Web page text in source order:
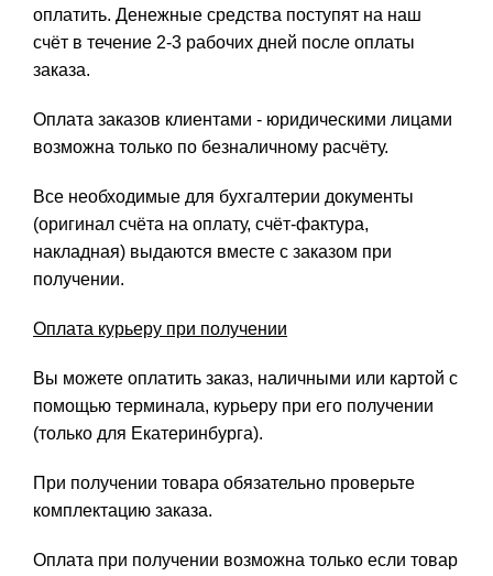
оплатить. Денежные средства поступят на наш
счёт в течение 2-3 рабочих дней после оплаты
заказа.
Оплата заказов клиентами - юридическими лицами
возможна только по безналичному расчёту.
Все необходимые для бухгалтерии документы
(оригинал счёта на оплату, счёт-фактура,
накладная) выдаются вместе с заказом при
получении.
Оплата курьеру при получении
Вы можете оплатить заказ, наличными или картой с
помощью терминала, курьеру при его получении
(только для Екатеринбурга).
При получении товара обязательно проверьте
комплектацию заказа.
Оплата при получении возможна только если товар